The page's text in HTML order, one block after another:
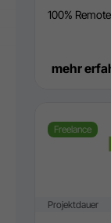
100% Remote
mehr
Freelance
Projektdauer